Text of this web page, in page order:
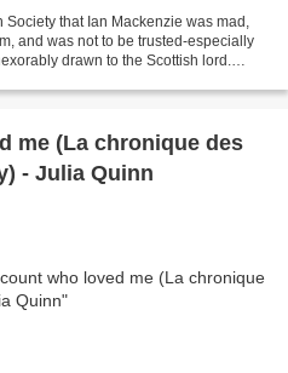
that Ian Mackenzie was mad,
and was not to be trusted-especially
drawn to the Scottish lord.
me (La chronique des
- Julia Quinn